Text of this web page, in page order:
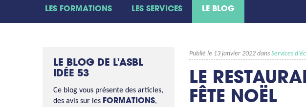
LES FORMATIONS LES SERVICES LE BLOG
Publié le 13 janvier 2022 dans Services
LE
FÊTE NOËL
LE BLOG DE L'ASBL
IDÉE 53
Ce blog vous présente des articles,
des avis sur les FORMATIONS,